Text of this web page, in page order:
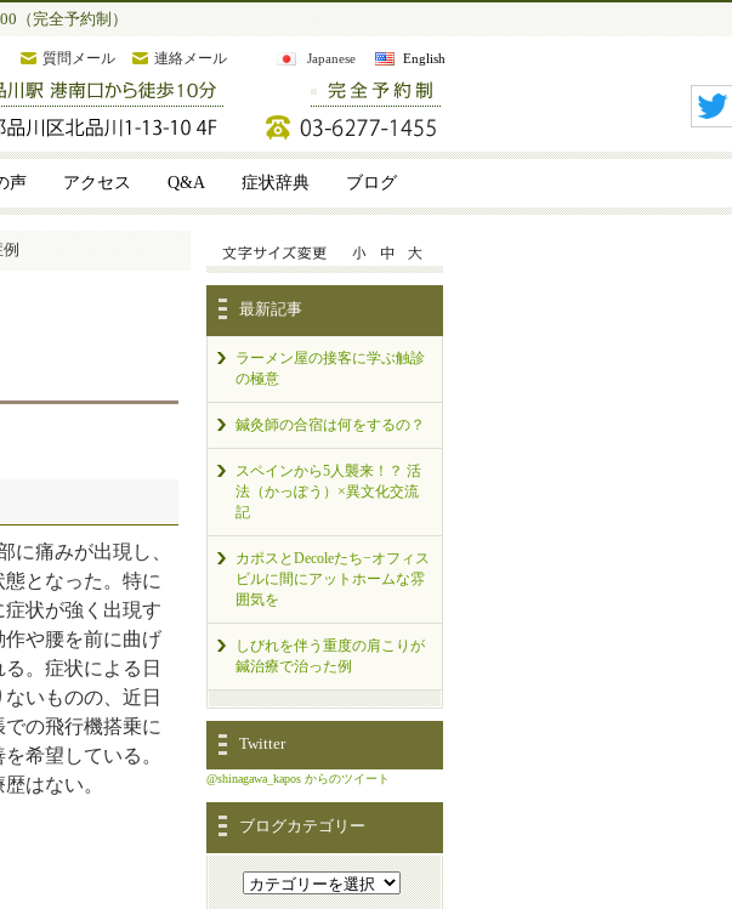
（完全予約制）
質問メール 連絡メール Japanese English
声 アクセス Q&A 症状辞典 ブログ
に痛みが出現し、
となった。特に
状が強く出現す
作や腰を前に曲げ
。症状による日
いものの、近日
の飛行機搭乗に
希望している。
はない。
最新記事
ラーメン屋の接客に学ぶ触診
の極意
鍼灸師の合宿は何をするの？
スペインから5人襲来！？ 活
法（かっぽう）×異文化交流
記
カポスとDecoleたち−オフィス
ビルに間にアットホームな雰
囲気を
しびれを伴う重度の肩こりが
鍼治療で治った例
Twitter
@shinagawa_kapos からのツイート
ブログカテゴリー